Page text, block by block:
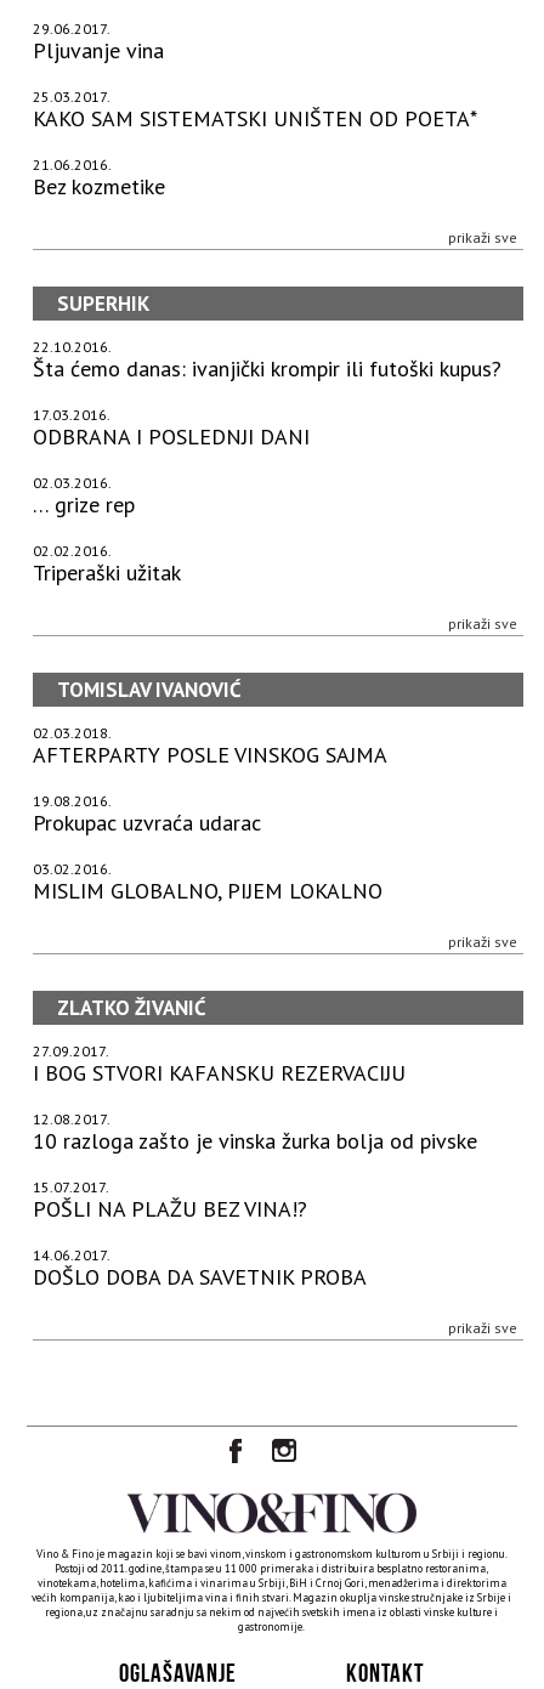
29.06.2017.
Pljuvanje vina
25.03.2017.
KAKO SAM SISTEMATSKI UNIŠTEN OD POETA*
21.06.2016.
Bez kozmetike
prikaži sve
SUPERHIK
22.10.2016.
Šta ćemo danas: ivanjički krompir ili futoški kupus?
17.03.2016.
ODBRANA I POSLEDNJI DANI
02.03.2016.
… grize rep
02.02.2016.
Triperaški užitak
prikaži sve
TOMISLAV IVANOVIĆ
02.03.2018.
AFTERPARTY POSLE VINSKOG SAJMA
19.08.2016.
Prokupac uzvraća udarac
03.02.2016.
MISLIM GLOBALNO, PIJEM LOKALNO
prikaži sve
ZLATKO ŽIVANIĆ
27.09.2017.
I BOG STVORI KAFANSKU REZERVACIJU
12.08.2017.
10 razloga zašto je vinska žurka bolja od pivske
15.07.2017.
POŠLI NA PLAŽU BEZ VINA!?
14.06.2017.
DOŠLO DOBA DA SAVETNIK PROBA
prikaži sve
Vino & Fino je magazin koji se bavi vinom, vinskom i gastronomskom kulturom u Srbiji i regionu.
Postoji od 2011. godine, štampa se u 11 000 primeraka i distribuira besplatno restoranima,
vinotekama, hotelima, kafićima i vinarima u Srbiji, BiH i Crnoj Gori, menadžerima i direktorima
većih kompanija, kao i ljubiteljima vina i finih stvari. Magazin okuplja vinske stručnjake iz Srbije i
regiona, uz značajnu saradnju sa nekim od najvećih svetskih imena iz oblasti vinske kulture i
gastronomije.
OGLAŠAVANJE KONTAKT